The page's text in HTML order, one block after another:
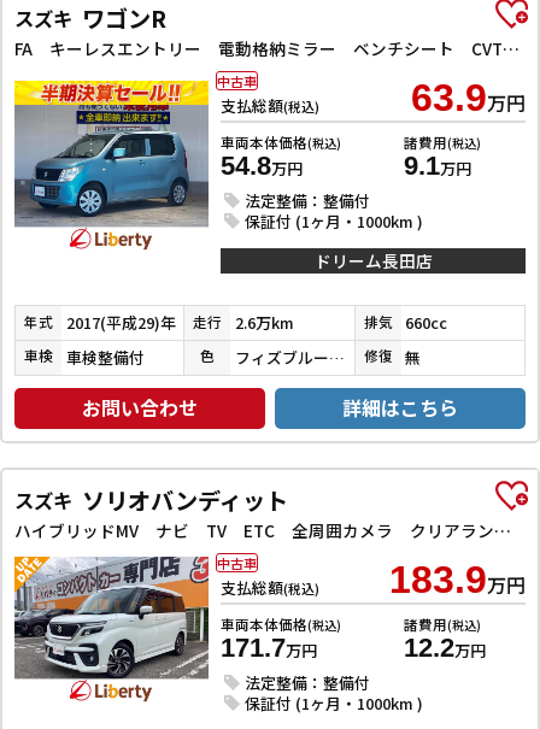
スズキ ワゴンR
FA キーレスエントリー 電動格納ミラー ベンチシート CVT 純正CDデッキ マニュアルエアコン パワーウィンドウ パワーステアリング
支払総額(税込) 63.9万円
車両本体価格(税込)
54.8万円
諸費用(税込)
9.1万円
法定整備：整備付
保証付 (1ヶ月・1000km )
中古車
ドリーム長田店
年式 2017(平成29)年 走行 2.6万km 排気 660cc
車検 車検整備付 色 フィズブルーパールメタリック 修復 無
お問い合わせ 詳細はこちら
スズキ ソリオバンディット
ハイブリッドMV ナビ TV ETC 全周囲カメラ クリアランスソナー オートクルーズコントロール レーンアシスト 衝突被害軽減システム 両側電動スライドドア オートライト LEDヘッドランプ
支払総額(税込) 183.9万円
車両本体価格(税込)
171.7万円
諸費用(税込)
12.2万円
法定整備：整備付
保証付 (1ヶ月・1000km )
中古車